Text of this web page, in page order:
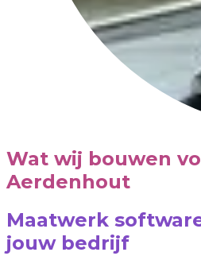
Wat wij bouwen
Aerdenhout
Maatwerk
jouw bedrijf